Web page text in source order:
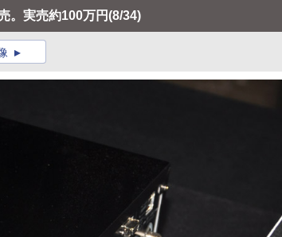
。実売約100万円(8/34)